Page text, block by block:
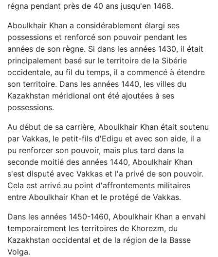
régna pendant près de 40 ans jusqu'en 1468.
Aboulkhair Khan a considérablement élargi ses
possessions et renforcé son pouvoir pendant les
années de son règne. Si dans les années 1430, il était
principalement basé sur le territoire de la Sibérie
occidentale, au fil du temps, il a commencé à étendre
son territoire. Dans les années 1440, les villes du
Kazakhstan méridional ont été ajoutées à ses
possessions.
Au début de sa carrière, Aboulkhair Khan était soutenu
par Vakkas, le petit-fils d'Edigu et avec son aide, il a
pu renforcer son pouvoir, mais plus tard dans la
seconde moitié des années 1440, Aboulkhair Khan
s'est disputé avec Vakkas et l'a privé de son pouvoir.
Cela est arrivé au point d'affrontements militaires
entre Aboulkhair Khan et le protégé de Vakkas.
Dans les années 1450-1460, Aboulkhair Khan a envahi
temporairement les territoires de Khorezm, du
Kazakhstan occidental et de la région de la Basse
Volga.